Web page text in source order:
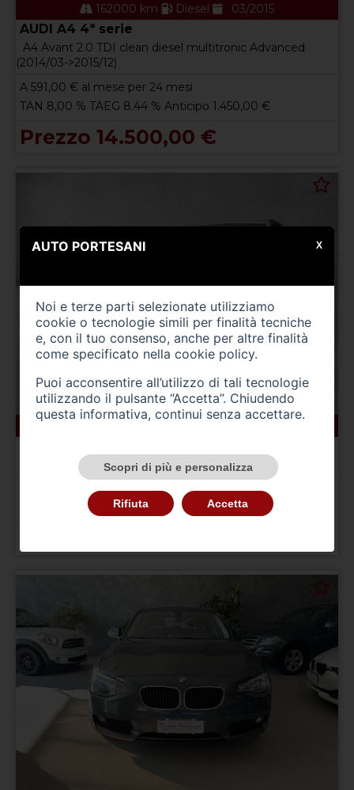
162000 km Diesel 03/2015
AUDI A4 4ª serie
A4 Avant 2.0 TDI clean diesel multitronic Advanced
(2014/03->2015/12)
A 591,00 € al mese per 24 mesi
TAN 8,00 % TAEG 8.44 % Anticipo 1.450,00 €
Prezzo 14.500,00 €
275500 km
A4 Avant 2.0 TDI 177CV mult. Business S LINE
€ al mese per 24 mesi
TAN 8,00 % TAEG 8.33 % Anticipo 840,00 €
AUTO PORTESANI
Noi e terze parti selezionate utilizziamo
cookie o tecnologie simili per finalità tecniche
e, con il tuo consenso, anche per altre finalità
come specificato nella cookie policy.
Puoi acconsentire all’utilizzo di tali tecnologie
utilizzando il pulsante “Accetta”. Chiudendo
questa informativa, continui senza accettare.
Scopri di più e personalizza
Rifiuta Accetta
X